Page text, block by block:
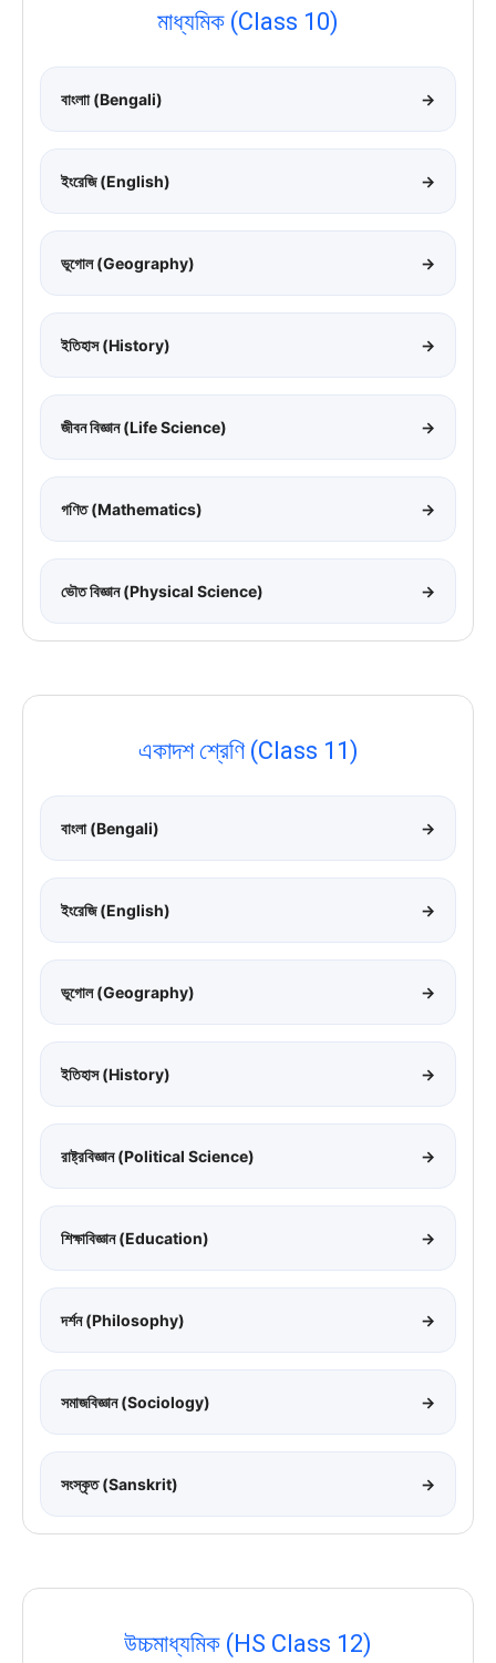
মাধ্যমিক (Class 10)
বাংলাা (Bengali) →
ইংরেজি (English) →
ভূগোল (Geography) →
ইতিহাস (History) →
জীবন বিজ্ঞান (Life Science) →
গণিত (Mathematics) →
ভৌত বিজ্ঞান (Physical Science) →
একাদশ শ্রেণি (Class 11)
বাংলা (Bengali) →
ইংরেজি (English) →
ভূগোল (Geography) →
ইতিহাস (History) →
রাষ্ট্রবিজ্ঞান (Political Science) →
শিক্ষাবিজ্ঞান (Education) →
দর্শন (Philosophy) →
সমাজবিজ্ঞান (Sociology) →
সংস্কৃত (Sanskrit) →
উচ্চমাধ্যমিক (HS Class 12)